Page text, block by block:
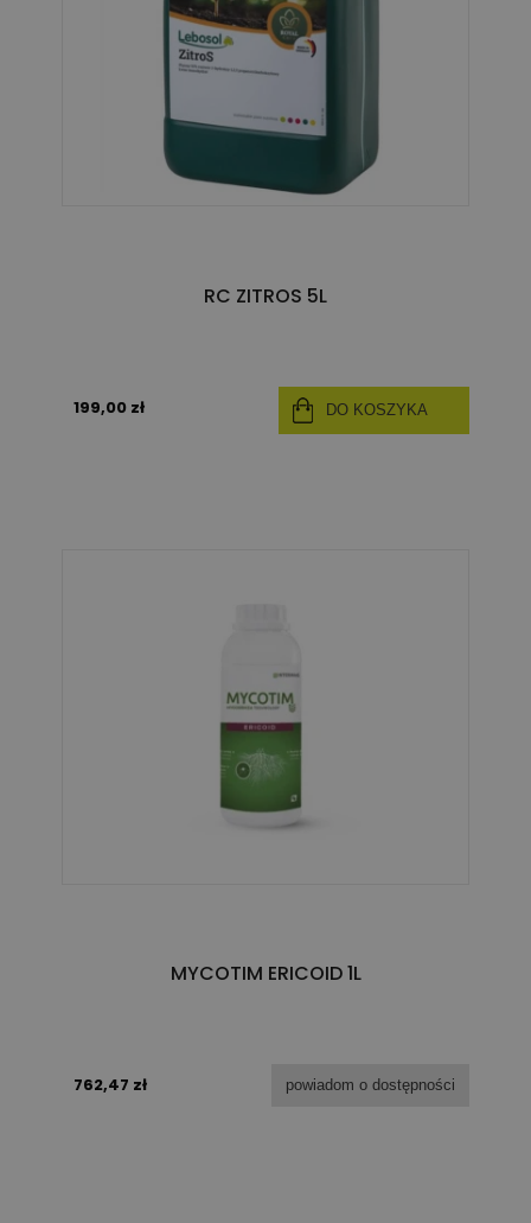
RC ZITROS 5L
199,00 zł DO KOSZYKA
MYCOTIM ERICOID 1L
762,47 zł powiadom o dostępności